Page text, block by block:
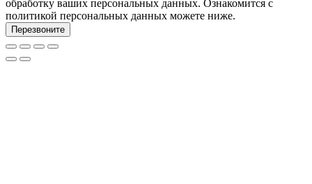
обработку ваших персональных данных. Ознакомится с
политикой персональных данных можете ниже.
Перезвоните